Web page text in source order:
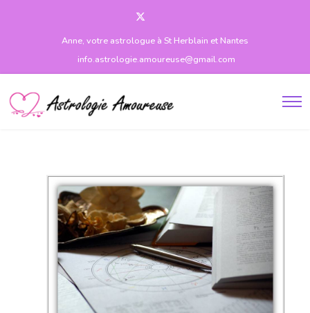
Anne, votre astrologue à St Herblain et Nantes
info.astrologie.amoureuse@gmail.com